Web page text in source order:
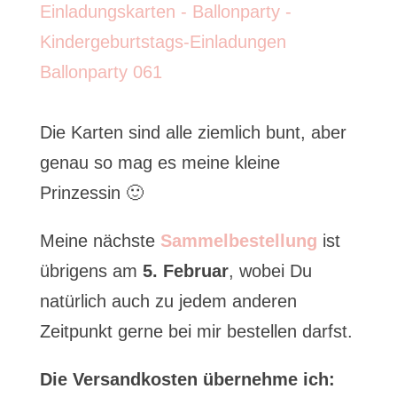
Die Karten sind alle ziemlich bunt, aber
genau so mag es meine kleine
Prinzessin 🙂
Meine nächste Sammelbestellung ist
übrigens am 5. Februar, wobei Du
natürlich auch zu jedem anderen
Zeitpunkt gerne bei mir bestellen darfst.
Die Versandkosten übernehme ich: